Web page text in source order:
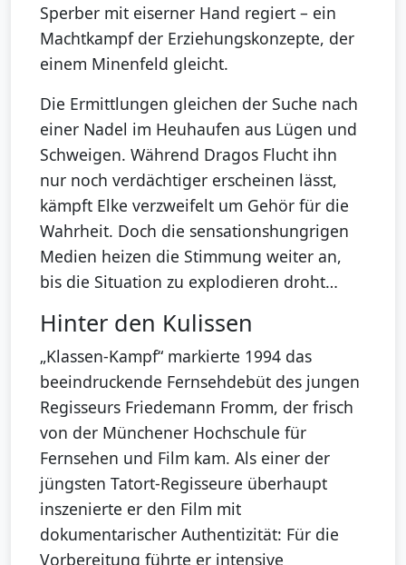
Sperber mit eiserner Hand regiert – ein
Machtkampf der Erziehungskonzepte, der
einem Minenfeld gleicht.
Die Ermittlungen gleichen der Suche nach
einer Nadel im Heuhaufen aus Lügen und
Schweigen. Während Dragos Flucht ihn
nur noch verdächtiger erscheinen lässt,
kämpft Elke verzweifelt um Gehör für die
Wahrheit. Doch die sensationshungrigen
Medien heizen die Stimmung weiter an,
bis die Situation zu explodieren droht…
Hinter den Kulissen
„Klassen-Kampf“ markierte 1994 das
beeindruckende Fernsehdebüt des jungen
Regisseurs Friedemann Fromm, der frisch
von der Münchener Hochschule für
Fernsehen und Film kam. Als einer der
jüngsten Tatort-Regisseure überhaupt
inszenierte er den Film mit
dokumentarischer Authentizität: Für die
Vorbereitung führte er intensive